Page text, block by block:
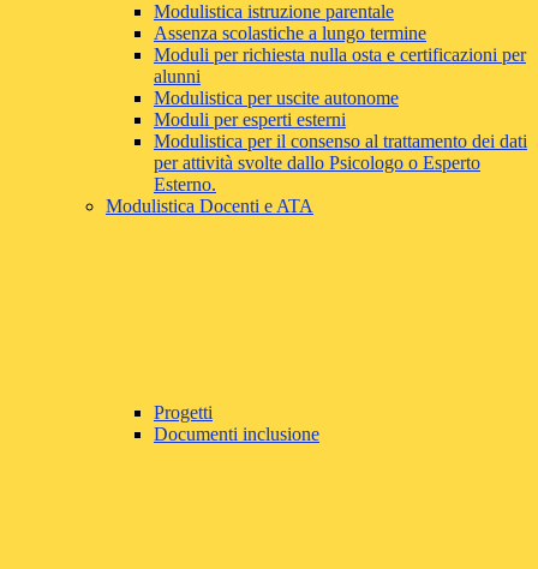
Modulistica istruzione parentale
Assenza scolastiche a lungo termine
Moduli per richiesta nulla osta e certificazioni per
alunni
Modulistica per uscite autonome
Moduli per esperti esterni
Modulistica per il consenso al trattamento dei dati
per attività svolte dallo Psicologo o Esperto
Esterno.
Modulistica Docenti e ATA
Progetti
Documenti inclusione